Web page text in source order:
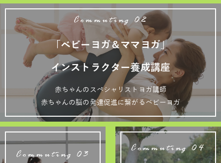
Commuting 02
「ベビーヨガ＆ママヨガ」
インストラクター養成講座
赤ちゃんのスペシャリストヨガ講師
赤ちゃんの脳の発達促進に繋がるベビーヨガ
Commuting 03
Commuting 04